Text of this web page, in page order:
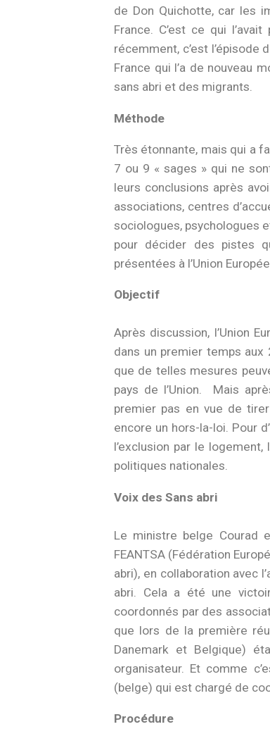
de Don Quichotte, car les
France. C’est ce qui
récemment, c’est
France qui l’a de nouveau
sans abri et des migrants.
Méthode
Très étonnante, mais qui a
7 ou 9 « sages » qui ne
leurs conclusions après
associations, centres
sociologues, psychologues
pour décider des pistes
présentées à l’Union
Objectif
Après discussion, l’Union
dans un premier temps aux
que de telles mesures
pays de l’Union. Mais
premier pas en vue de
encore un hors-la-loi. Pour
l’exclusion par le
politiques nationales.
Voix des Sans abri
Le ministre belge Courad
FEANTSA (Fédération
abri), en collaboration avec
abri. Cela a été une
coordonnés par des
que lors de la première
Danemark et Belgique)
organisateur. Et comme
(belge) qui est chargé de
Procédure